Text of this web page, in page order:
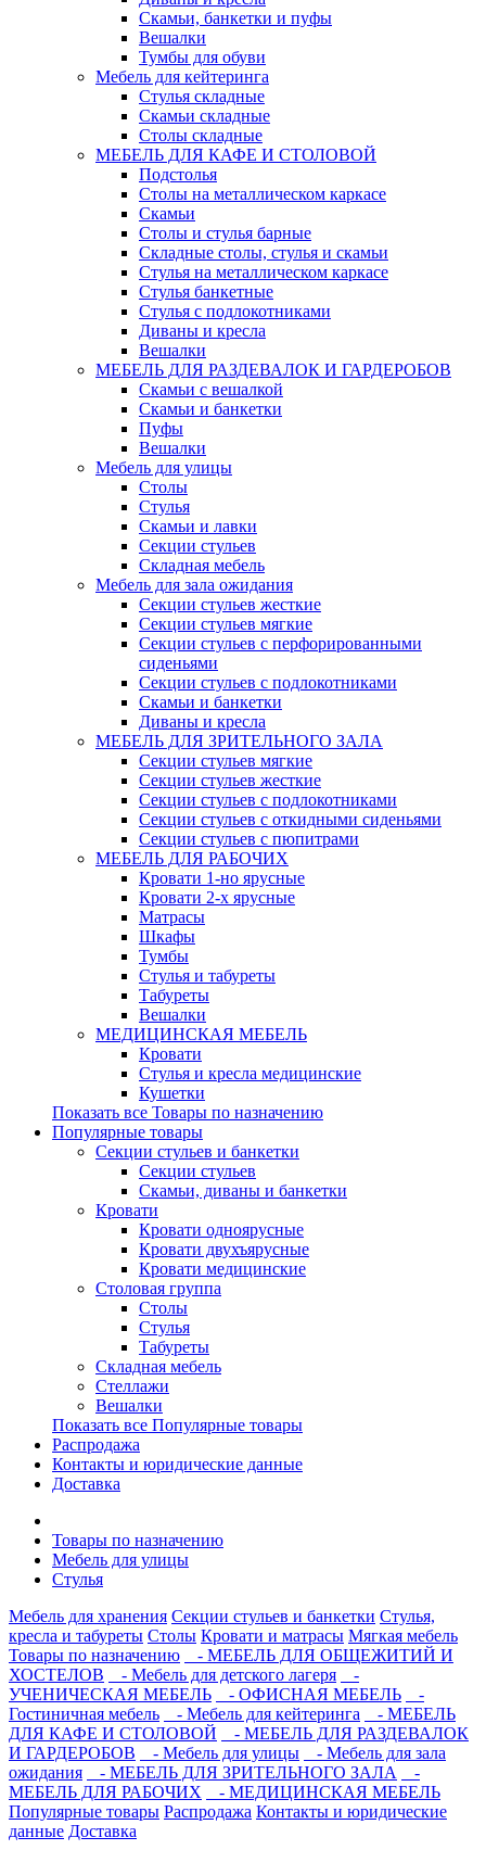
Скамьи, банкетки и пуфы
Вешалки
Тумбы для обуви
Мебель для кейтеринга
Стулья складные
Скамьи складные
Столы складные
МЕБЕЛЬ ДЛЯ КАФЕ И СТОЛОВОЙ
Подстолья
Столы на металлическом каркасе
Скамьи
Столы и стулья барные
Складные столы, стулья и скамьи
Стулья на металлическом каркасе
Стулья банкетные
Стулья с подлокотниками
Диваны и кресла
Вешалки
МЕБЕЛЬ ДЛЯ РАЗДЕВАЛОК И ГАРДЕРОБОВ
Скамьи с вешалкой
Скамьи и банкетки
Пуфы
Вешалки
Мебель для улицы
Столы
Стулья
Скамьи и лавки
Секции стульев
Складная мебель
Мебель для зала ожидания
Секции стульев жесткие
Секции стульев мягкие
Секции стульев с перфорированными
сиденьями
Секции стульев с подлокотниками
Скамьи и банкетки
Диваны и кресла
МЕБЕЛЬ ДЛЯ ЗРИТЕЛЬНОГО ЗАЛА
Секции стульев мягкие
Секции стульев жесткие
Секции стульев с подлокотниками
Секции стульев с откидными сиденьями
Секции стульев с пюпитрами
МЕБЕЛЬ ДЛЯ РАБОЧИХ
Кровати 1-но ярусные
Кровати 2-х ярусные
Матрасы
Шкафы
Тумбы
Стулья и табуреты
Табуреты
Вешалки
МЕДИЦИНСКАЯ МЕБЕЛЬ
Кровати
Стулья и кресла медицинские
Кушетки
Показать все Товары по назначению
Популярные товары
Секции стульев и банкетки
Секции стульев
Скамьи, диваны и банкетки
Кровати
Кровати одноярусные
Кровати двухъярусные
Кровати медицинские
Столовая группа
Столы
Стулья
Табуреты
Складная мебель
Стеллажи
Вешалки
Показать все Популярные товары
Распродажа
Контакты и юридические данные
Доставка
Товары по назначению
Мебель для улицы
Стулья
Мебель для хранения Секции стульев и банкетки Стулья,
кресла и табуреты Столы Кровати и матрасы Мягкая мебель
Товары по назначению
- МЕБЕЛЬ ДЛЯ ОБЩЕЖИТИЙ И
ХОСТЕЛОВ
- Мебель для детского лагеря
-
УЧЕНИЧЕСКАЯ МЕБЕЛЬ
- ОФИСНАЯ МЕБЕЛЬ
-
Гостиничная мебель
- Мебель для кейтеринга
- МЕБЕЛЬ
ДЛЯ КАФЕ И СТОЛОВОЙ
- МЕБЕЛЬ ДЛЯ РАЗДЕВАЛОК
И ГАРДЕРОБОВ
- Мебель для улицы
- Мебель для зала
ожидания
- МЕБЕЛЬ ДЛЯ ЗРИТЕЛЬНОГО ЗАЛА
-
МЕБЕЛЬ ДЛЯ РАБОЧИХ
- МЕДИЦИНСКАЯ МЕБЕЛЬ
Популярные товары Распродажа Контакты и юридические
данные Доставка